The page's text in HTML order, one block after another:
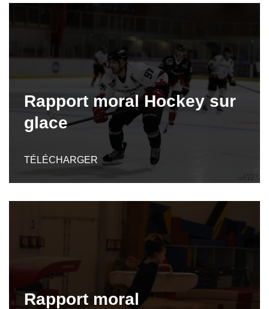
Rapport moral Hockey sur
glace
TÉLÉCHARGER
Rapport moral